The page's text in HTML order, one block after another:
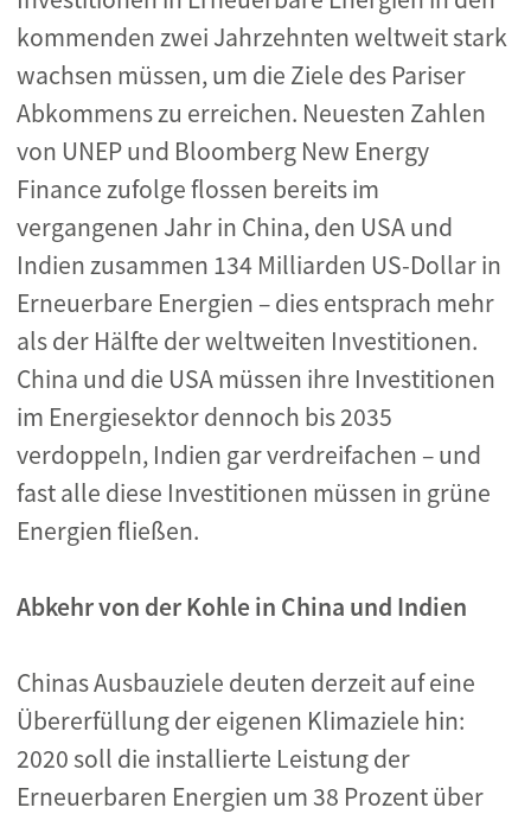
kommenden zwei Jahrzehnten weltweit stark
wachsen müssen, um die Ziele des Pariser
Abkommens zu erreichen. Neuesten Zahlen
von UNEP und Bloomberg New Energy
Finance zufolge flossen bereits im
vergangenen Jahr in China, den USA und
Indien zusammen 134 Milliarden US-Dollar in
Erneuerbare Energien – dies entsprach mehr
als der Hälfte der weltweiten Investitionen.
China und die USA müssen ihre Investitionen
im Energiesektor dennoch bis 2035
verdoppeln, Indien gar verdreifachen – und
fast alle diese Investitionen müssen in grüne
Energien fließen.
Abkehr von der Kohle in China und Indien
Chinas Ausbauziele deuten derzeit auf eine
Übererfüllung der eigenen Klimaziele hin:
2020 soll die installierte Leistung der
Erneuerbaren Energien um 38 Prozent über